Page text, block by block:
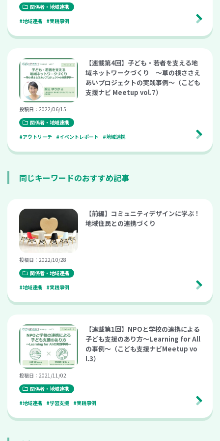
関係者・地域連携
#地域連携
#実践事例
【連載第4回】子ども・若者を支える地
域ネットワークづくり ～草の根ささえ
あいプロジェクトの実践事例～（こども
支援ナビ Meetup vol.7）
投稿日：2022/06/15
関係者・地域連携
#アウトリーチ
#イベントレポート #地域連携
同じキーワードのおすすめ記事
【前編】コミュニティデザインに学ぶ！
地域住民との連携づくり
投稿日：2022/10/28
関係者・地域連携
#地域連携
#実践事例
【連載第1回】NPOと学校の連携による
子ども支援のあり方～Learning for All
の事例～（こども支援ナビMeetup vo
l.3）
投稿日：2021/11/02
関係者・地域連携
#地域連携
#学習支援 #実践事例